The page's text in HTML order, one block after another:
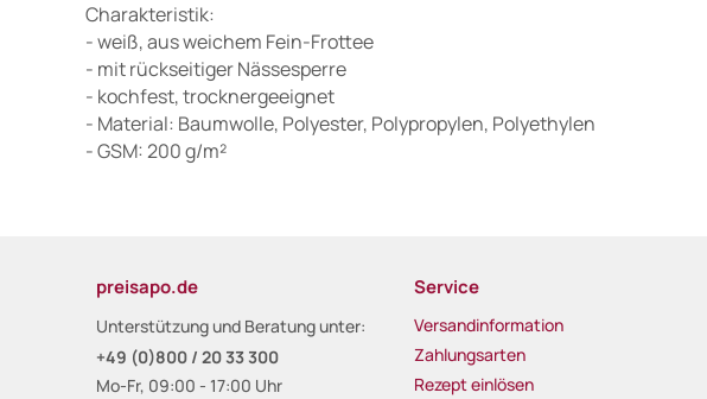
Charakteristik:
- weiß, aus weichem Fein-Frottee
- mit rückseitiger Nässesperre
- kochfest, trocknergeeignet
- Material: Baumwolle, Polyester, Polypropylen, Polyethylen
- GSM: 200 g/m²
preisapo.de
Unterstützung und Beratung unter:
+49 (0)800 / 20 33 300
Mo-Fr, 09:00 - 17:00 Uhr
Service
Versandinformation
Zahlungsarten
Rezept einlösen